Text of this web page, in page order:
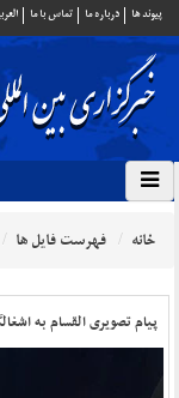
پيوند ها درباره ما تماس با ما
خانه فهرست فایل ها
پیام تصویری القسام به